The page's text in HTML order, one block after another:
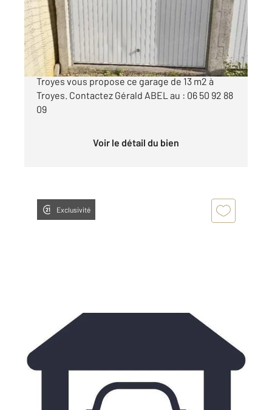
Parking à vendre
15 400 €
Votre agence Century21 Martinot Immobilier à
Troyes vous propose ce garage de 13 m2 à
Troyes. Contactez Gérald ABEL au : 06 50 92 88
09
Voir le détail du bien
Exclusivité
TROYES 10
15 m
Ref : 70486
Parking à vendre
15 500 €